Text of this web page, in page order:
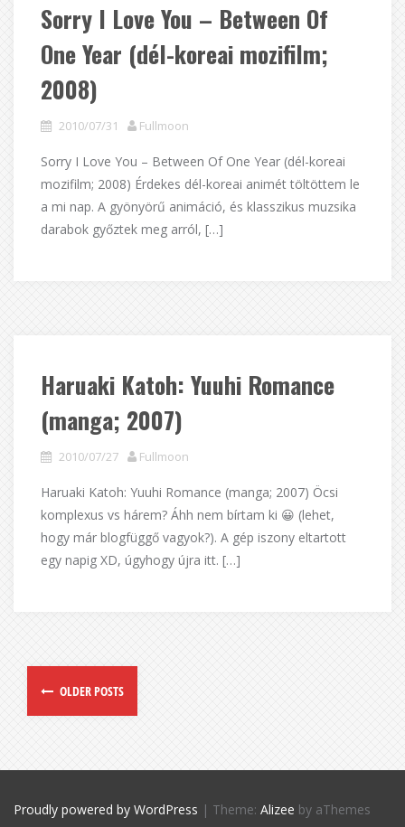
Sorry I Love You – Between Of
One Year (dél-koreai mozifilm;
2008)
2010/07/31 Fullmoon
Sorry I Love You – Between Of One Year (dél-koreai
mozifilm; 2008) Érdekes dél-koreai animét töltöttem le
a mi nap. A gyönyörű animáció, és klasszikus muzsika
darabok győztek meg arról, […]
Haruaki Katoh: Yuuhi Romance
(manga; 2007)
2010/07/27 Fullmoon
Haruaki Katoh: Yuuhi Romance (manga; 2007) Öcsi
komplexus vs hárem? Áhh nem bírtam ki 😀 (lehet,
hogy már blogfüggő vagyok?). A gép iszony eltartott
egy napig XD, úgyhogy újra itt. […]
OLDER POSTS
Proudly powered by WordPress | Theme: Alizee by aThemes